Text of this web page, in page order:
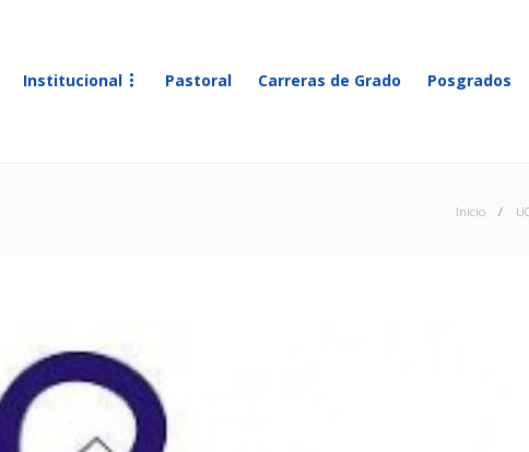
Institucional Pastoral Carreras de Grado Posgrados
Inicio